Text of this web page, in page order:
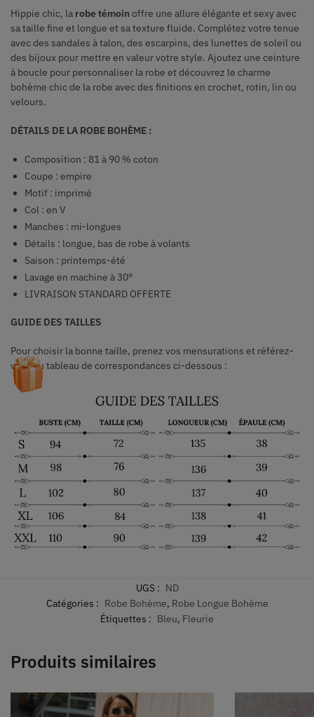
Hippie chic, la robe témoinoffre une allure élégante et sexy avec
sa taille fine et longue et sa texture fluide. Complétez votre tenue
avec des sandales à talon, des escarpins, des lunettes de soleil ou
des bijoux pour mettre en valeur votre style. Ajoutez une ceinture
à boucle pour personnaliser la robe et découvrez le charme
bohème chic de la robe avec des finitions en crochet, rotin, lin ou
velours.
DÉTAILS DE LA ROBE BOHÈME :
Composition : 81 à 90 % coton
Coupe : empire
Motif : imprimé
Col : en V
Manches : mi-longues
Détails : longue, bas de robe à volants
Saison : printemps-été
Lavage en machine à 30°
LIVRAISON STANDARD OFFERTE
GUIDE DES TAILLES
Pour choisir la bonne taille, prenez vos mensurations et référez-
vous au tableau de correspondances ci-dessous :
UGS : ND
Catégories : Robe Bohème, Robe Longue Bohème
Étiquettes : Bleu, Fleurie
Produits similaires